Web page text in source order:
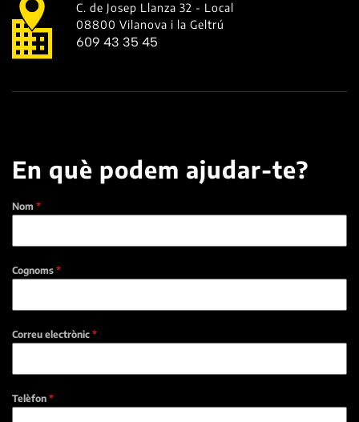
C. de Josep Llanza 32 - Local
08800 Vilanova i la Geltrú
609 43 35 45
En què podem ajudar-te?
Nom *
Cognoms *
Correu electrònic *
Telèfon *